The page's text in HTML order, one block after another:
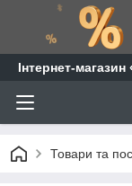
⁨Інтернет-
Товари та